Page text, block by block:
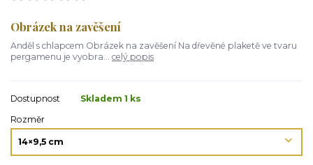
Obrázek na zavěšení
Anděl s chlapcem Obrázek na zavěšení Na dřevěné plaketě ve tvaru
pergamenu je vyobra... celý popis
Dostupnost
Skladem 1 ks
Rozměr